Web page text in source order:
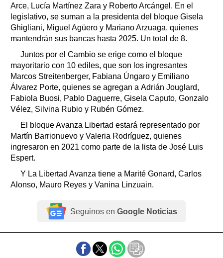
Arce, Lucía Martínez Zara y Roberto Arcángel. En el
legislativo, se suman a la presidenta del bloque Gisela
Ghigliani, Miguel Agüero y Mariano Arzuaga, quienes
mantendrán sus bancas hasta 2025. Un total de 8.
Juntos por el Cambio se erige como el bloque
mayoritario con 10 ediles, que son los ingresantes
Marcos Streitenberger, Fabiana Úngaro y Emiliano
Álvarez Porte, quienes se agregan a Adrián Jouglard,
Fabiola Buosi, Pablo Daguerre, Gisela Caputo, Gonzalo
Vélez, Silvina Rubio y Rubén Gómez.
El bloque Avanza Libertad estará representado por
Martín Barrionuevo y Valeria Rodríguez, quienes
ingresaron en 2021 como parte de la lista de José Luis
Espert.
Y La Libertad Avanza tiene a Marité Gonard, Carlos
Alonso, Mauro Reyes y Vanina Linzuain.
Seguinos en Google Noticias